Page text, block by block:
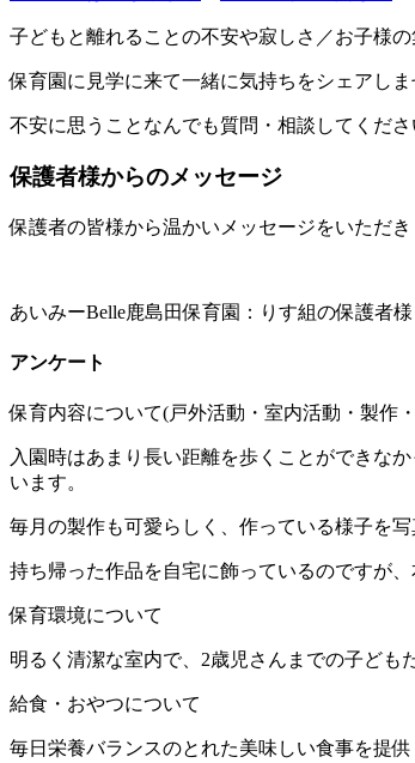
子どもと離れることの不安や寂しさ／お子様
保育園に見学に来て一緒に気持ちをシェアしま
不安に思うことなんでも質問・相談してくださ
保護者様からのメッセージ
保護者の皆様から温かいメッセージをいただき
あいみーBelle鹿島田保育園：りす組の保護者様
アンケート
保育内容について(戸外活動・室内活動・製作
入園時はあまり長い距離を歩くことができな
います。
毎月の製作も可愛らしく、作っている様子を
持ち帰った作品を自宅に飾っているのですが
保育環境について
明るく清潔な室内で、2歳児さんまでの子ども
給食・おやつについて
毎日栄養バランスのとれた美味しい食事を提